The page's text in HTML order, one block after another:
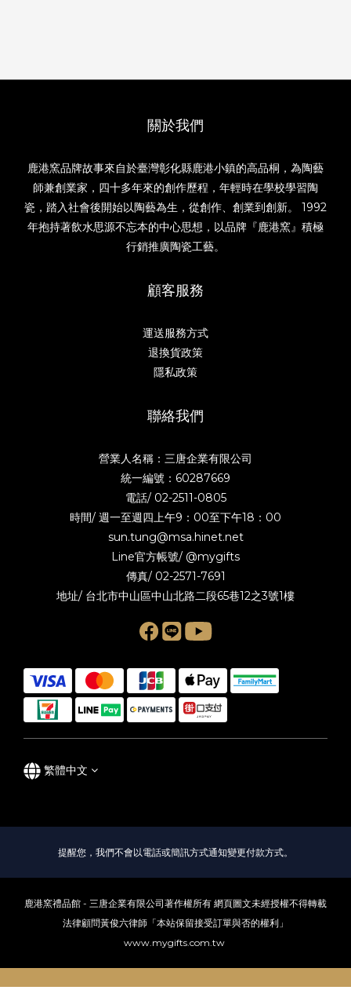
關於我們
鹿港窯品牌故事來自於臺灣彰化縣鹿港小鎮的高品桐，為陶藝
師兼創業家，四十多年來的創作歷程，年輕時在學校學習陶
瓷，踏入社會後開始以陶藝為生，從創作、創業到創新。 1992
年抱持著飲水思源不忘本的中心思想，以品牌『鹿港窯』積極
行銷推廣陶瓷工藝。
顧客服務
運送服務方式
退換貨政策
隱私政策
聯絡我們
營業人名稱：三唐企業有限公司
統一編號：60287669
電話/ 02-2511-0805
時間/ 週一至週四上午9：00至下午18：00
sun.tung@msa.hinet.net
Line官方帳號/ @mygifts
傳真/ 02-2571-7691
地址/ 台北市中山區中山北路二段65巷12之3號1樓
繁體中文
提醒您，我們不會以電話或簡訊方式通知變更付款方式。
鹿港窯禮品館 - 三唐企業有限公司著作權所有 網頁圖文未經授權不得轉載
法律顧問黃俊六律師「本站保留接受訂單與否的權利」
www.mygifts.com.tw